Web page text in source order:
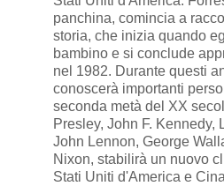
panchina, comincia a
storia, che inizia quando
bambino e si conclude
nel 1982. Durante questi
conoscerà importanti
seconda metà del XX
Presley, John F. Kennedy,
John Lennon, George
Nixon, stabilirà un nuovo
Stati Uniti d'America e